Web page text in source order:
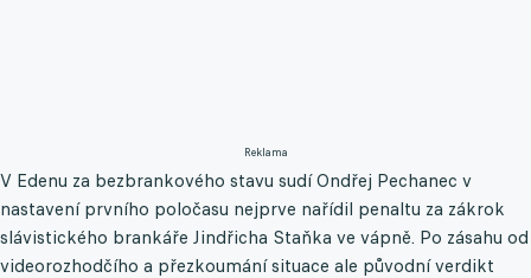
Reklama
V Edenu za bezbrankového stavu sudí Ondřej Pechanec v
nastavení prvního poločasu nejprve nařídil penaltu za zákrok
slávistického brankáře Jindřicha Staňka ve vápně. Po zásahu od
videorozhodčího a přezkoumání situace ale původní verdikt